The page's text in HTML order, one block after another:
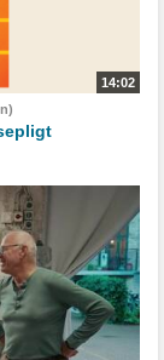
14:02